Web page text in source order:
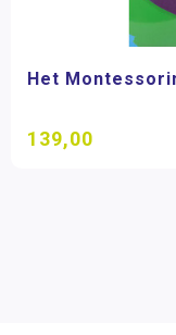
Het
139,00